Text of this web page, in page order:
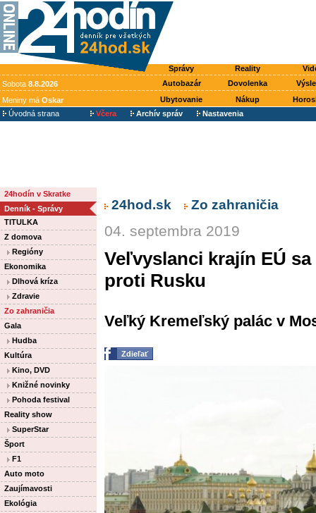
Správy Reality
Sobota 8.8.2026 Autobazár Dovolenka
Meniny má Oskar Ubytovanie Nákup
Úvodná strana
Včera Archív správ Nastavenia
24hodín v Skratke
Denník - Správy
TITULKA
Z domova
Regióny
Ekonomika
Dlhová kríza
Zdravie
Zo zahraničia
Gala
Hudba
Kultúra
Kino, DVD
Knižné novinky
Pohoda festival
Reality show
SuperStar
Šport
F1
Auto moto
Zaujímavosti
Ekológia
24hod.sk Zo zahraničia
04. septembra 2019
Veľvyslanci krajín EÚ
proti Rusku
Veľký Kremeľský palác v
Zdieľať